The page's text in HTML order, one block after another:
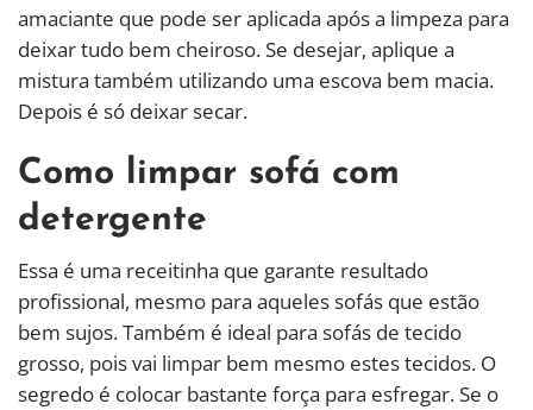
amaciante que pode ser aplicada após a limpeza para
deixar tudo bem cheiroso. Se desejar, aplique a
mistura também utilizando uma escova bem macia.
Depois é só deixar secar.
Como limpar sofá com
detergente
Essa é uma receitinha que garante resultado
profissional, mesmo para aqueles sofás que estão
bem sujos. Também é ideal para sofás de tecido
grosso, pois vai limpar bem mesmo estes tecidos. O
segredo é colocar bastante força para esfregar. Se o